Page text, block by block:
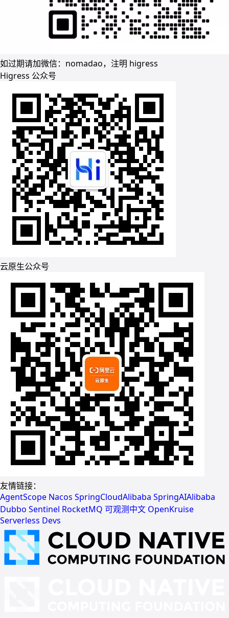
如过期请加微信：nomadao，注明 higress
Higress 公众号
云原生公众号
友情链接：
AgentScope Nacos SpringCloudAlibaba SpringAIAlibaba
Dubbo Sentinel RocketMQ 可观测中文 OpenKruise
Serverless Devs